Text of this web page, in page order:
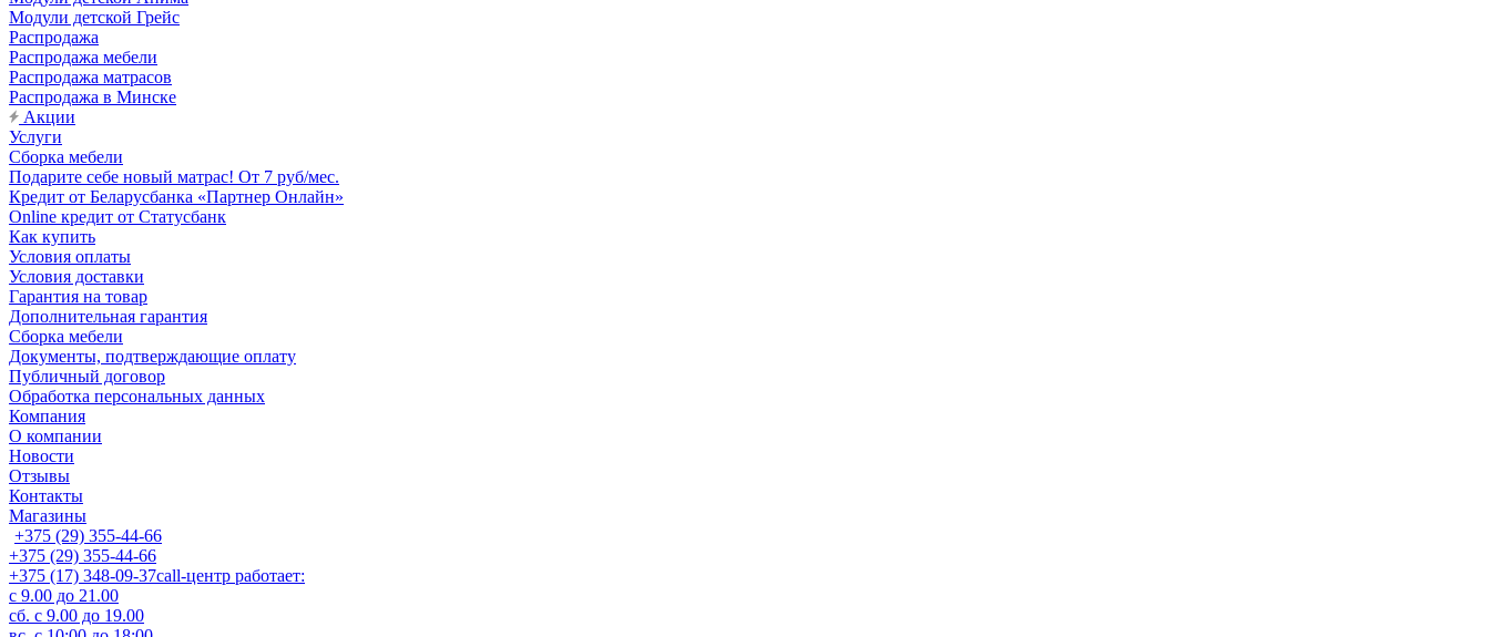
Модули детской Грейс
Распродажа
Распродажа мебели
Распродажа матрасов
Распродажа в Минске
Акции
Услуги
Сборка мебели
Подарите себе новый матрас! От 7 руб/мес.
Кредит от Беларусбанка «Партнер Онлайн»
Online кредит от Статусбанк
Как купить
Условия оплаты
Условия доставки
Гарантия на товар
Дополнительная гарантия
Сборка мебели
Документы, подтверждающие оплату
Публичный договор
Обработка персональных данных
Компания
О компании
Новости
Отзывы
Контакты
Магазины
+375 (29) 355-44-66
+375 (29) 355-44-66
+375 (17) 348-09-37call-центр работает:
с 9.00 до 21.00
сб. с 9.00 до 19.00